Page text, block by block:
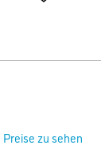
zu sehen